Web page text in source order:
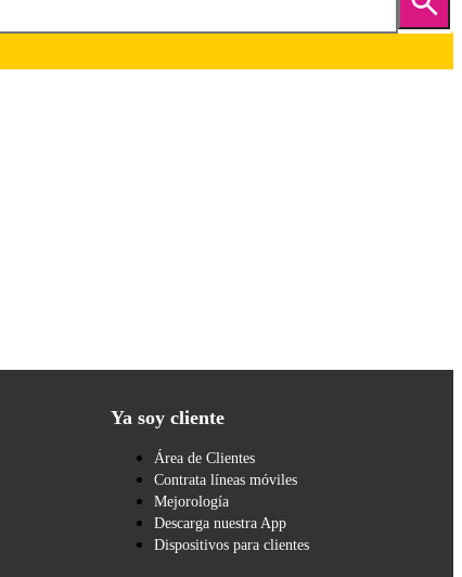
Ya soy cliente
Área de Clientes
Contrata líneas móviles
Mejorología
Descarga nuestra App
Dispositivos para clientes